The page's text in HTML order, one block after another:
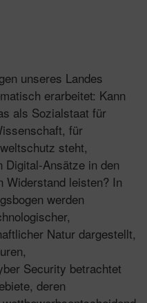
unseres Landes
erarbeitet: Kann
als Sozialstaat für
für
steht,
Digital-Ansätze in den
Widerstand leisten? In
werden
Natur dargestellt,
Security betrachtet
deren